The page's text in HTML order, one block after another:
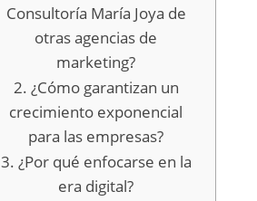
Consultoría María Joya de
otras agencias de
marketing?
2. ¿Cómo garantizan un
crecimiento exponencial
para las empresas?
3. ¿Por qué enfocarse en la
era digital?